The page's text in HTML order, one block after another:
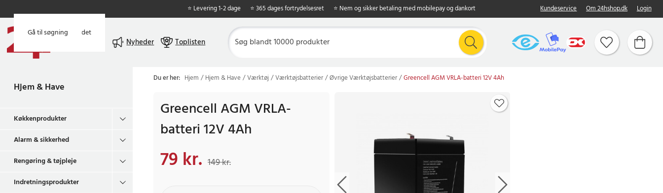
Gå til hovedindholdet
Gå til søgning
⭐ Levering 1-2 dage ⭐ 365 dages fortrydelsesret ⭐ Nem og sikker betaling med mobilepay og dankort Kundeservice Om 24hshop.dk Login
Nyheder Toplisten
Hjem & Have
Køkkenprodukter
Alarm & sikkerhed
Rengøring & tøjpleje
Indretningsprodukter
Du er her: Hjem Hjem & Have Værktøj Værktøjsbatterier Øvrige Værktøjsbatterier Greencell AGM VRLA-batteri 12V 4Ah
Greencell AGM VRLA-
batteri 12V 4Ah
Nuværende pris
79 kr. 149 kr.